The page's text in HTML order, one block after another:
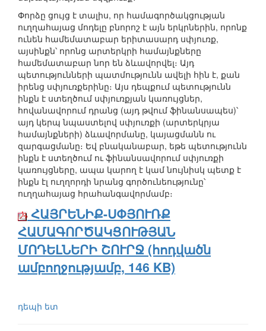
Փորձը ցույց է տալիս, որ համագործակցության
ուղղահայաց մոդելը բնորոշ է այն երկրներին, որոնք
ունեն համեմատաբար երիտասարդ սփյուռք,
այսինքն՝ որոնց արտերկրի համայնքները
համեմատաբար նոր են ձևավորվել։ Այդ
պետությունների պատմությունն ավելի հին է, քան
իրենց սփյուռքերինը։ Այս դեպքում պետությունն
ինքն է ստեղծում սփյուռքյան կառույցներ,
հովանավորում դրանց (այդ թվում ֆինանսապես)՝
այդ կերպ նպաստելով սփյուռքի (արտերկրյա
համայնքների) ձևավորմանը, կայացմանն ու
զարգացմանը։ Եվ բնականաբար, եթե պետությունն
ինքն է ստեղծում ու ֆինանսավորում սփյուռքի
կառույցները, ապա կարող է կամ նույնիսկ պետք է
ինքն էլ ուղղորդի նրանց գործունեությունը՝
ուղղահայաց հրահանգավորմամբ։
ՀԱՅՐԵՆԻՔ-ՍՓՅՈՒՌՔ
ՀԱՄԱԳՈՐԾԱԿՑՈՒԹՅԱՆ
ՄՈԴԵԼՆԵՐԻ ՇՈՒՐՋ (հոդվածն
ամբողջությամբ, 146 KB)
դեպի ետ